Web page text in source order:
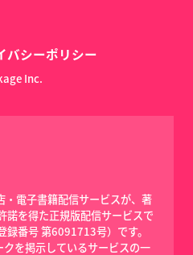
バシーポリシー
Inc.
電子書籍配信サービスが、著
諾を得た正規版配信サービスで
録番号 第6091713号）です。
を掲示しているサービスの一